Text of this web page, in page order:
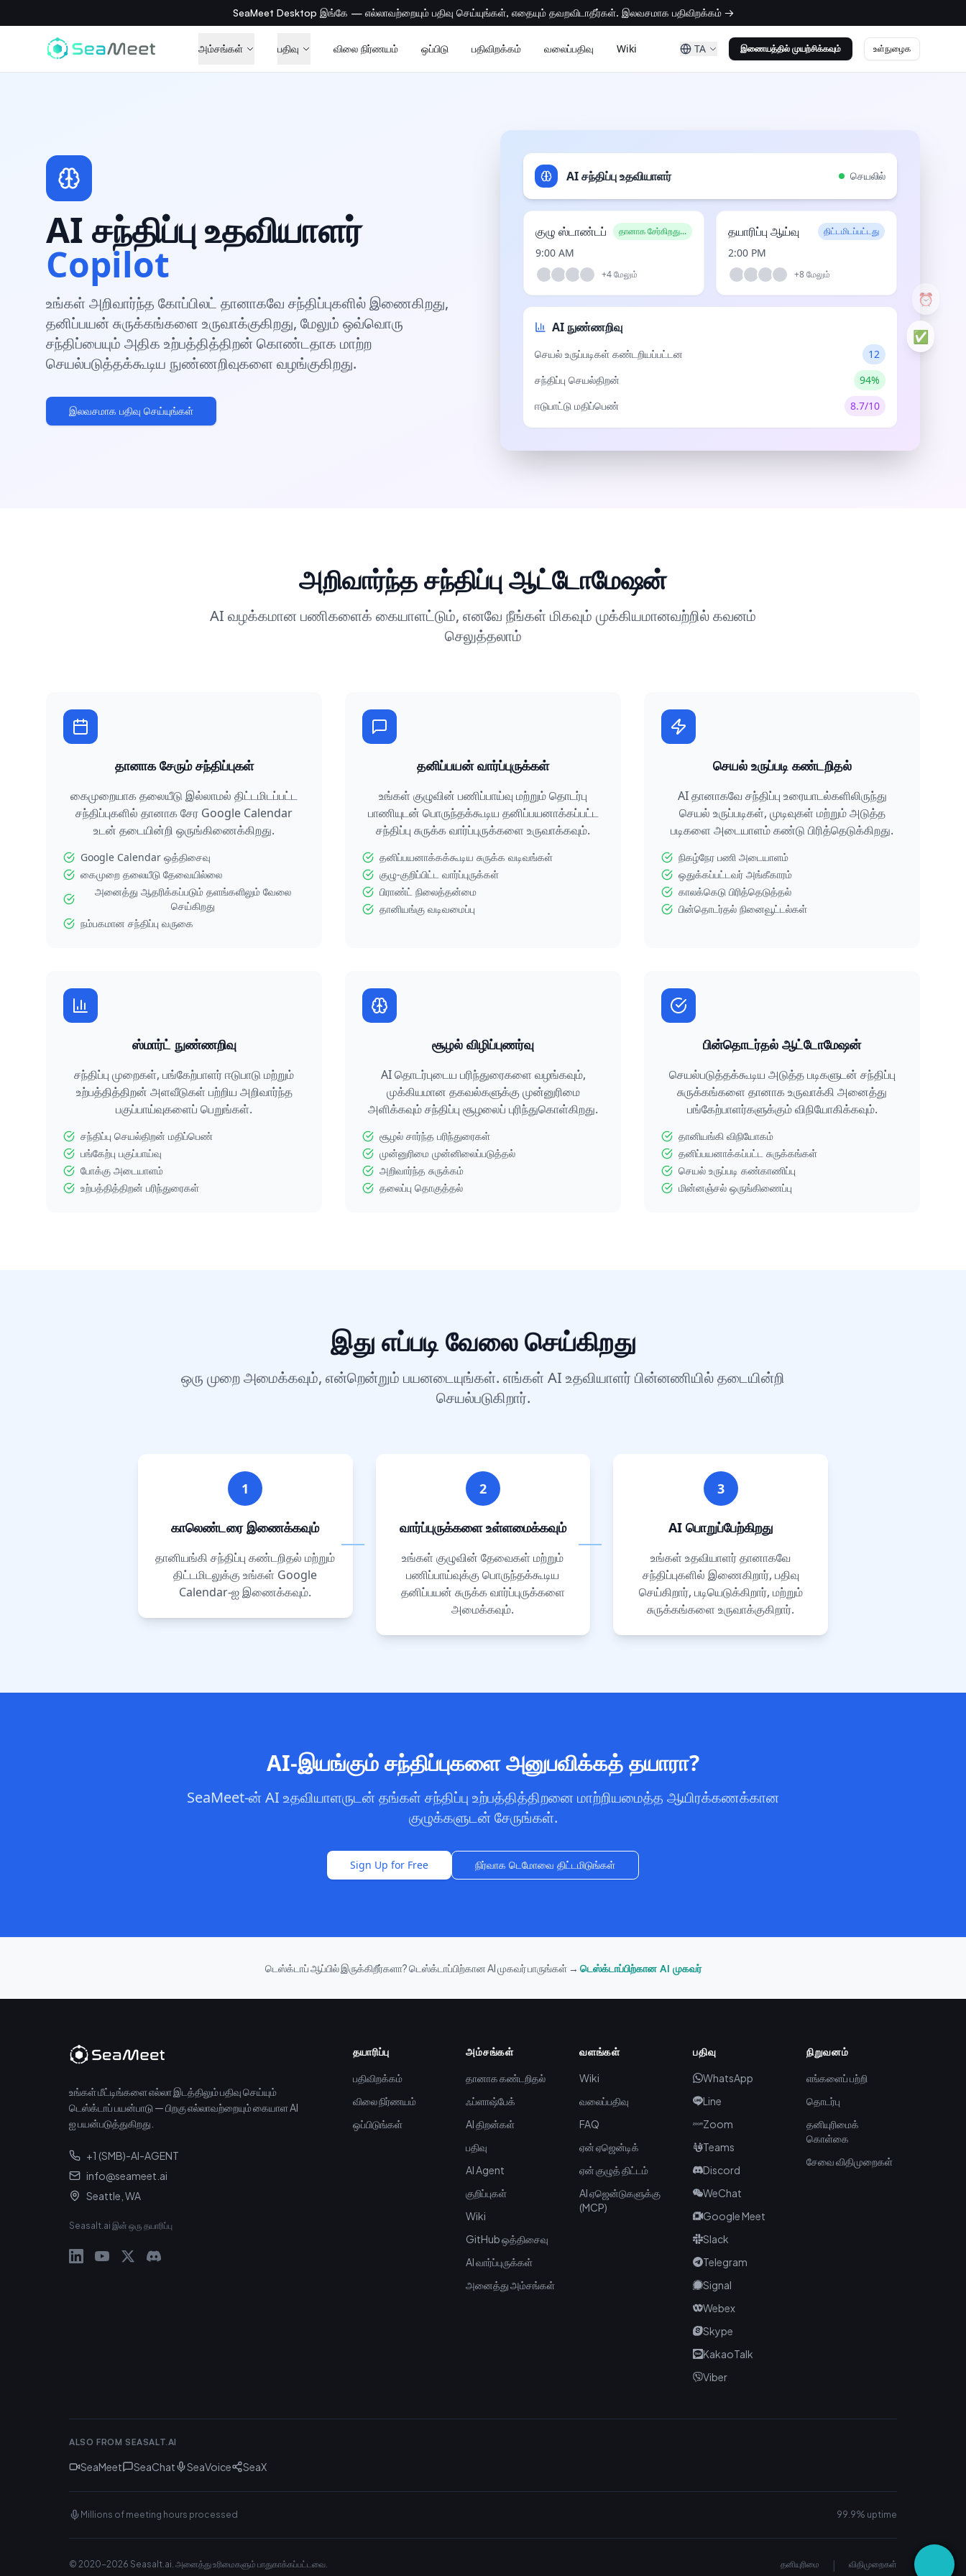
SeaMeet Desktop இங்கே — எல்லாவற்றையும் பதிவு செய்யுங்கள், எதையும் தவறவிடாதீர்கள். இலவசமாக பதிவிறக்கம் →
அம்சங்கள் பதிவு விலை நிர்ணயம் ஒப்பிடு பதிவிறக்கம் வலைப்பதிவு Wiki TA இணையத்தில் முயற்சிக்கவும் உள்நுழைக
AI சந்திப்பு உதவியாளர்
Copilot
உங்கள் அறிவார்ந்த கோப்பிலட் தானாகவே சந்திப்புகளில் இணைகிறது,
தனிப்பயன் சுருக்கங்களை உருவாக்குகிறது, மேலும் ஒவ்வொரு
சந்திப்பையும் அதிக உற்பத்தித்திறன் கொண்டதாக மாற்ற
செயல்படுத்தக்கூடிய நுண்ணறிவுகளை வழங்குகிறது.
இலவசமாக பதிவு செய்யுங்கள்
AI சந்திப்பு உதவியாளர் செயலில்
குழு ஸ்டாண்டப் தானாக சேர்கிறது...
9:00 AM
+4மேலும்
தயாரிப்பு ஆய்வு திட்டமிடப்பட்டது
2:00 PM
+8மேலும்
AI நுண்ணறிவு
செயல் உருப்படிகள் கண்டறியப்பட்டன
12
சந்திப்பு செயல்திறன்
94%
ஈடுபாட்டு மதிப்பெண்
8.7/10
அறிவார்ந்த சந்திப்பு ஆட்டோமேஷன்
AI வழக்கமான பணிகளைக் கையாளட்டும், எனவே நீங்கள் மிகவும் முக்கியமானவற்றில் கவனம்
செலுத்தலாம்
தானாக சேரும் சந்திப்புகள்
கைமுறையாக தலையீடு இல்லாமல் திட்டமிடப்பட்ட
சந்திப்புகளில் தானாக சேர Google Calendar
உடன் தடையின்றி ஒருங்கிணைக்கிறது.
Google Calendar ஒத்திசைவு
கைமுறை தலையீடு தேவையில்லை
அனைத்து ஆதரிக்கப்படும் தளங்களிலும் வேலை
செய்கிறது
நம்பகமான சந்திப்பு வருகை
தனிப்பயன் வார்ப்புருக்கள்
உங்கள் குழுவின் பணிப்பாய்வு மற்றும் தொடர்பு
பாணியுடன் பொருந்தக்கூடிய தனிப்பயனாக்கப்பட்ட
சந்திப்பு சுருக்க வார்ப்புருக்களை உருவாக்கவும்.
தனிப்பயனாக்கக்கூடிய சுருக்க வடிவங்கள்
குழு-குறிப்பிட்ட வார்ப்புருக்கள்
பிராண்ட் நிலைத்தன்மை
தானியங்கு வடிவமைப்பு
செயல் உருப்படி கண்டறிதல்
AI தானாகவே சந்திப்பு உரையாடல்களிலிருந்து
செயல் உருப்படிகள், முடிவுகள் மற்றும் அடுத்த
படிகளை அடையாளம் கண்டு பிரித்தெடுக்கிறது.
நிகழ்நேர பணி அடையாளம்
ஒதுக்கப்பட்டவர் அங்கீகாரம்
காலக்கெடு பிரித்தெடுத்தல்
பின்தொடர்தல் நினைவூட்டல்கள்
ஸ்மார்ட் நுண்ணறிவு
சந்திப்பு முறைகள், பங்கேற்பாளர் ஈடுபாடு மற்றும்
உற்பத்தித்திறன் அளவீடுகள் பற்றிய அறிவார்ந்த
பகுப்பாய்வுகளைப் பெறுங்கள்.
சந்திப்பு செயல்திறன் மதிப்பெண்
பங்கேற்பு பகுப்பாய்வு
போக்கு அடையாளம்
உற்பத்தித்திறன் பரிந்துரைகள்
சூழல் விழிப்புணர்வு
AI தொடர்புடைய பரிந்துரைகளை வழங்கவும்,
முக்கியமான தகவல்களுக்கு முன்னுரிமை
அளிக்கவும் சந்திப்பு சூழலைப் புரிந்துகொள்கிறது.
சூழல் சார்ந்த பரிந்துரைகள்
முன்னுரிமை முன்னிலைப்படுத்தல்
அறிவார்ந்த சுருக்கம்
தலைப்பு தொகுத்தல்
பின்தொடர்தல் ஆட்டோமேஷன்
செயல்படுத்தக்கூடிய அடுத்த படிகளுடன் சந்திப்பு
சுருக்கங்களை தானாக உருவாக்கி அனைத்து
பங்கேற்பாளர்களுக்கும் விநியோகிக்கவும்.
தானியங்கி விநியோகம்
தனிப்பயனாக்கப்பட்ட சுருக்கங்கள்
செயல் உருப்படி கண்காணிப்பு
மின்னஞ்சல் ஒருங்கிணைப்பு
இது எப்படி வேலை செய்கிறது
ஒரு முறை அமைக்கவும், என்றென்றும் பயனடையுங்கள். எங்கள் AI உதவியாளர் பின்னணியில் தடையின்றி
செயல்படுகிறார்.
1
காலெண்டரை இணைக்கவும்
தானியங்கி சந்திப்பு கண்டறிதல் மற்றும்
திட்டமிடலுக்கு உங்கள் Google
Calendar-ஐ இணைக்கவும்.
2
வார்ப்புருக்களை உள்ளமைக்கவும்
உங்கள் குழுவின் தேவைகள் மற்றும்
பணிப்பாய்வுக்கு பொருந்தக்கூடிய
தனிப்பயன் சுருக்க வார்ப்புருக்களை
அமைக்கவும்.
3
AI பொறுப்பேற்கிறது
உங்கள் உதவியாளர் தானாகவே
சந்திப்புகளில் இணைகிறார், பதிவு
செய்கிறார், படியெடுக்கிறார், மற்றும்
சுருக்கங்களை உருவாக்குகிறார்.
AI-இயங்கும் சந்திப்புகளை அனுபவிக்கத் தயாரா?
SeaMeet-ன் AI உதவியாளருடன் தங்கள் சந்திப்பு உற்பத்தித்திறனை மாற்றியமைத்த ஆயிரக்கணக்கான
குழுக்களுடன் சேருங்கள்.
Sign Up for Free நிர்வாக டெமோவை திட்டமிடுங்கள்
டெஸ்க்டாப் ஆப்பில் இருக்கிறீர்களா? டெஸ்க்டாப்பிற்கான AI முகவர் பாருங்கள் → டெஸ்க்டாப்பிற்கான AI முகவர்
உங்கள் மீட்டிங்களை எல்லா இடத்திலும் பதிவு செய்யும்
டெஸ்க்டாப் பயன்பாடு — பிறகு எல்லாவற்றையும் கையாள AI
ஐ பயன்படுத்துகிறது.
+1 (SMB)-AI-AGENT
info@seameet.ai
Seattle, WA
Seasalt.ai இன் ஒரு தயாரிப்பு
தயாரிப்பு
பதிவிறக்கம்
விலை நிர்ணயம்
ஒப்பிடுங்கள்
அம்சங்கள்
தானாக கண்டறிதல்
ஃப்ளாஷ்பேக்
AI திறன்கள்
பதிவு
AI Agent
குறிப்புகள்
Wiki
GitHub ஒத்திசைவு
AI வார்ப்புருக்கள்
அனைத்து அம்சங்கள்
வளங்கள்
Wiki
வலைப்பதிவு
FAQ
ஏன் ஏஜென்டிக்
ஏன் குழுத் திட்டம்
AI ஏஜென்டுகளுக்கு
(MCP)
பதிவு
WhatsApp
Line
Zoom
Teams
Discord
WeChat
Google Meet
Slack
Telegram
Signal
Webex
Skype
KakaoTalk
Viber
நிறுவனம்
எங்களைப் பற்றி
தொடர்பு
தனியுரிமைக்
கொள்கை
சேவை விதிமுறைகள்
ALSO FROM SEASALT.AI
SeaMeet SeaChat SeaVoice SeaX
Millions of meeting hours processed 99.9% uptime
© 2020-2026 Seasalt.ai. அனைத்து உரிமைகளும் பாதுகாக்கப்பட்டவை. தனியுரிமை | விதிமுறைகள்